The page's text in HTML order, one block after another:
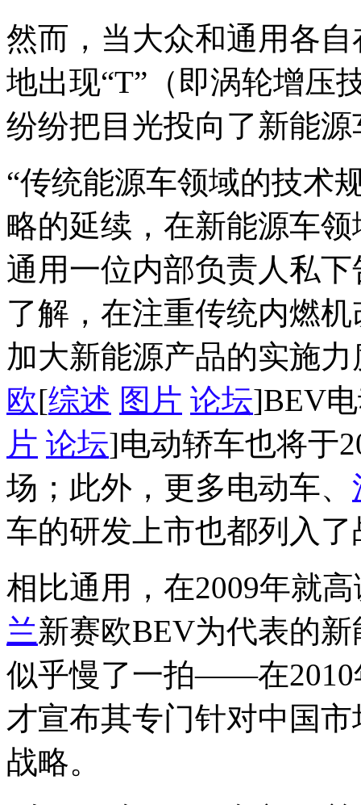
然而，当大众和通用各
地出现“T”（即涡轮增压
纷纷把目光投向了新能
“传统能源车领域的技术
略的延续，在新能源车
通用一位内部负责人私
了解，在注重传统内燃
加大新能源产品的实施
欧[综述 图片 论坛]BEV
片 论坛]电动轿车也将于
场；此外，更多电动车、
车的研发上市也都列入
相比通用，在2009年就
兰新赛欧BEV为代表的
似乎慢了一拍——在2010
才宣布其专门针对中国
战略。